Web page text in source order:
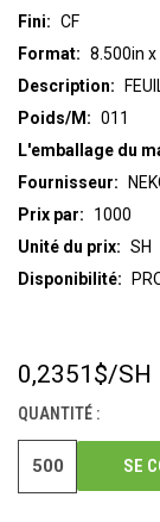
Description:
Fini: CF
Fournisseur:
L'emballage du
Poids/M: 011
Prix par:
1000
Unité du prix: SH
Format: 8.500in
Disponibilité:
STOCK
0,2351$/SH
QUANTITÉ :
SE